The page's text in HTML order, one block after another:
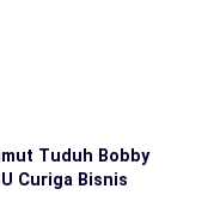
Tuduh Bobby
Curiga Bisnis